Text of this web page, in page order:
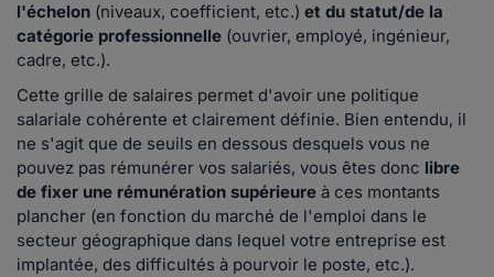
l'échelon (niveaux, coefficient, etc.) et du statut/de la
catégorie professionnelle (ouvrier, employé, ingénieur,
cadre, etc.).
Cette grille de salaires permet d'avoir une politique
salariale cohérente et clairement définie. Bien entendu, il
ne s'agit que de seuils en dessous desquels vous ne
pouvez pas rémunérer vos salariés, vous êtes donc libre
de fixer une rémunération supérieure à ces montants
plancher (en fonction du marché de l'emploi dans le
secteur géographique dans lequel votre entreprise est
implantée, des difficultés à pourvoir le poste, etc.).